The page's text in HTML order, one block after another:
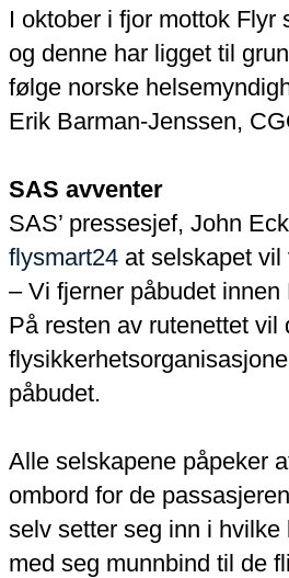
I oktober i fjor mottok
og denne har ligget til
følge norske
Erik Barman-Jenssen,
SAS avventer
SAS’ pressesjef, John
flysmart24 at selskapet vil
– Vi fjerner påbudet
På resten av rutenettet
påbudet.
Alle selskapene påpeker
ombord for de
selv setter seg inn i
med seg munnbind til de